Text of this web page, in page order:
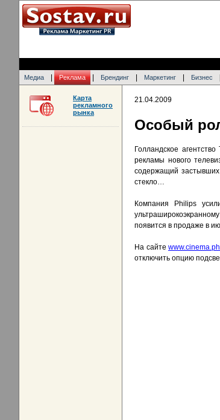
Медиа Реклама Брендинг Маркетинг Бизнес
21.04.2009
Особый
Голландское
рекламы нового
содержащий
стекло…
Компания Philips
появится в продаже в
На сайте
отключить опцию
Карта
рекламного
рынка